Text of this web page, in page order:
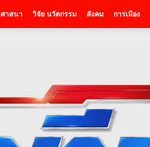
ศาสนา วิจัย นวัตกรรม สังคม การเมือง